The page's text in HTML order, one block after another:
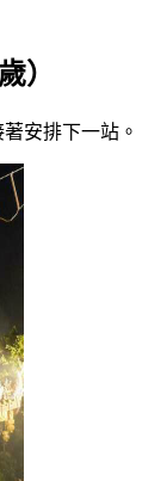
歲）
安排下一站。